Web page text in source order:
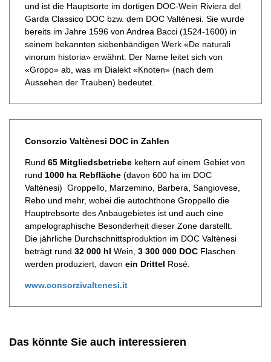
und ist die Hauptsorte im dortigen DOC-Wein Riviera del
Garda Classico DOC bzw. dem DOC Valtènesi. Sie wurde
bereits im Jahre 1596 von Andrea Bacci (1524-1600) in
seinem bekannten siebenbändigen Werk «De naturali
vinorum historia» erwähnt. Der Name leitet sich von
«Gropo» ab, was im Dialekt «Knoten» (nach dem
Aussehen der Trauben) bedeutet.
Consorzio Valtènesi DOC in Zahlen
Rund 65 Mitgliedsbetriebe keltern auf einem Gebiet von
rund 1000 ha Rebfläche (davon 600 ha im DOC
Valtènesi) Groppello, Marzemino, Barbera, Sangiovese,
Rebo und mehr, wobei die autochthone Groppello die
Hauptrebsorte des Anbaugebietes ist und auch eine
ampelographische Besonderheit dieser Zone darstellt.
Die jährliche Durchschnittsproduktion im DOC Valtènesi
beträgt rund 32 000 hl Wein, 3 300 000 DOC Flaschen
werden produziert, davon ein Drittel Rosé.
www.consorzivaltenesi.it
Das könnte Sie auch interessieren